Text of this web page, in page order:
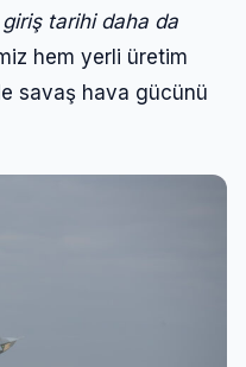
tarihi daha da
hem yerli üretim
savaş hava gücünü